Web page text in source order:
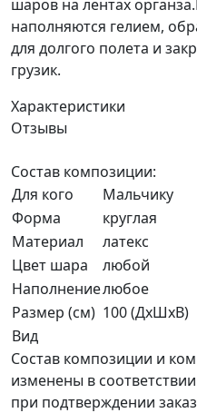
шаров на лентах
наполняются гелием,
для долгого полета и
грузик.
Характеристики
Отзывы
Состав композиции:
Для кого
Мальчику
Форма
круглая
Материал
латекс
Цвет шара
любой
Наполнениелюбое
Размер (см) 100 (ДхШхВ)
Вид
Состав композиции и
изменены в
при подтверждении